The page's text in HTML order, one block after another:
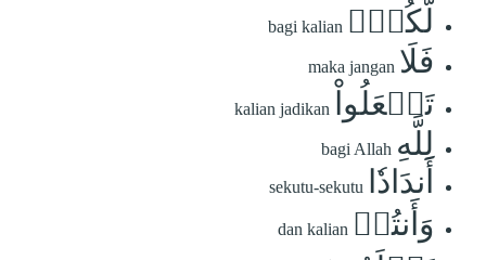
لَّكُمۡۖ bagi kalian
فَلَا maka jangan
تَجۡعَلُواْ kalian jadikan
لِلَّهِ bagi Allah
أَندَادٗا sekutu-sekutu
وَأَنتُمۡ dan kalian